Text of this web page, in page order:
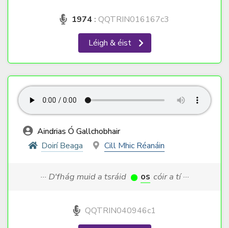
1974 : QQTRIN016167c3
Léigh & éist
Aindrias Ó Gallchobhair
Doirí Beaga
Cill Mhic Réanáin
··· D'fhág muid a tsráid os cóir a tí ···
QQTRIN040946c1